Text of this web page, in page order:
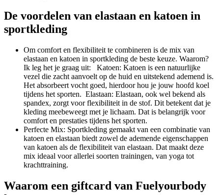
De voordelen van elastaan en katoen in
sportkleding
Om comfort en flexibiliteit te combineren is de mix van
elastaan en katoen in sportkleding de beste keuze. Waarom?
Ik leg het je graag uit: Katoen: Katoen is een natuurlijke
vezel die zacht aanvoelt op de huid en uitstekend ademend is.
Het absorbeert vocht goed, hierdoor hou je jouw hoofd koel
tijdens het sporten. Elastaan: Elastaan, ook wel bekend als
spandex, zorgt voor flexibiliteit in de stof. Dit betekent dat je
kleding meebeweegt met je lichaam. Dat is belangrijk voor
comfort en prestaties tijdens het sporten.
Perfecte Mix: Sportkleding gemaakt van een combinatie van
katoen en elastaan biedt zowel de ademende eigenschappen
van katoen als de flexibiliteit van elastaan. Dat maakt deze
mix ideaal voor allerlei soorten trainingen, van yoga tot
krachttraining.
Waarom een giftcard van Fuelyourbody